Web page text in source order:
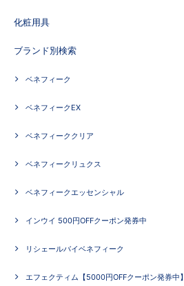
化粧用具
ブランド別検索
ベネフィーク
ベネフィークEX
ベネフィーククリア
ベネフィークリュクス
ベネフィークエッセンシャル
インウイ 500円OFFクーポン発券中
リシェールバイベネフィーク
エフェクティム【5000円OFFクーポン発券中】